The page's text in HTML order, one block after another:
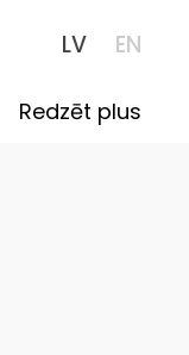
LV EN
Redzēt plus